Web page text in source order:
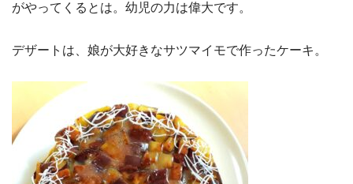
がやってくるとは。幼児の力は偉大です。
デザートは、娘が大好きなサツマイモで作ったケーキ。